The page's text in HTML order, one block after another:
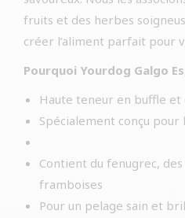
fruits et des herbes
créer l’aliment parfait pour
Pourquoi Yourdog Galgo
Haute teneur en buffle et
Spécialement conçu pour
Contient du fenugrec,
framboises
Pour un pelage sain et